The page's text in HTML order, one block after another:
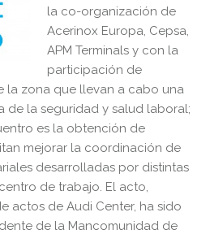
la co-organización de
Acerinox Europa, Cepsa,
APM Terminals y con la
participación de
la zona que llevan a cabo una
de la seguridad y salud laboral;
es la obtención de
mejorar la coordinación de
desarrolladas por distintas
de trabajo. El acto,
actos de Audi Center, ha sido
de la Mancomunidad de